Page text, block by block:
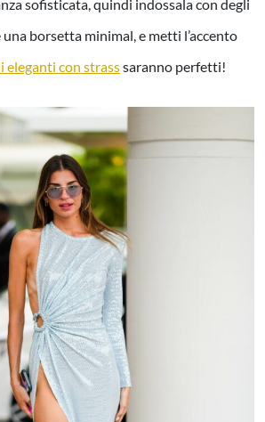
sofisticata, quindi indossala con degli
borsetta minimal, e metti l’accento
eleganti con strasssaranno perfetti!